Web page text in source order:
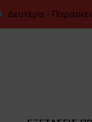
Δευτέρα -